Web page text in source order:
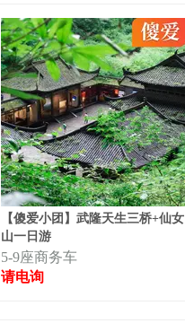
【傻爱小团】武隆天生三桥+仙女
山一日游
5-9座商务车
请电询